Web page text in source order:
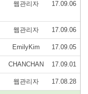
웹관리자 17.09.06
웹관리자 17.09.06
EmilyKim 17.09.05
CHANCHAN 17.09.01
웹관리자 17.08.28